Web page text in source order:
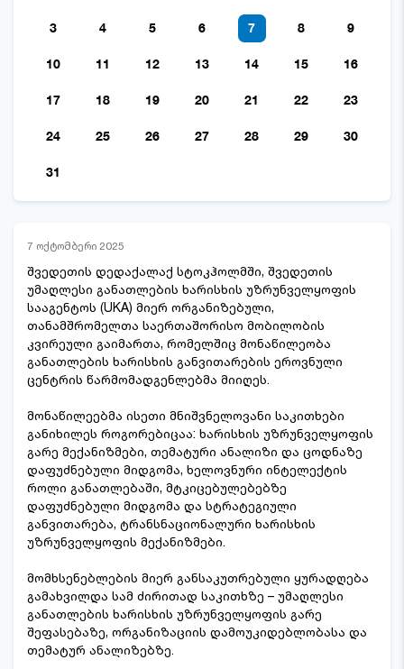
3 4 5 6 7 8 9
10 11 12 13 14 15 16
17 18 19 20 21 22 23
24 25 26 27 28 29 30
31
7 ოქტომბერი 2025
შვედეთის დედაქალაქ სტოკჰოლმში, შვედეთის
უმაღლესი განათლების ხარისხის უზრუნველყოფის
სააგენტოს (UKA) მიერ ორგანიზებული,
თანამშრომელთა საერთაშორისო მობილობის
კვირეული გაიმართა, რომელშიც მონაწილეობა
განათლების ხარისხის განვითარების ეროვნული
ცენტრის წარმომადგენლებმა მიიღეს.
მონაწილეებმა ისეთი მნიშვნელოვანი საკითხები
განიხილეს როგორებიცაა: ხარისხის უზრუნველყოფის
გარე მექანიზმები, თემატური ანალიზი და ცოდნაზე
დაფუძნებული მიდგომა, ხელოვნური ინტელექტის
როლი განათლებაში, მტკიცებულებებზე
დაფუძნებული მიდგომა და სტრატეგიული
განვითარება, ტრანსნაციონალური ხარისხის
უზრუნველყოფის მექანიზმები.
მომხსენებლების მიერ განსაკუთრებული ყურადღება
გამახვილდა სამ ძირითად საკითხზე – უმაღლესი
განათლების ხარისხის უზრუნველყოფის გარე
შეფასებაზე, ორგანიზაციის დამოუკიდებლობასა და
თემატურ ანალიზებზე.